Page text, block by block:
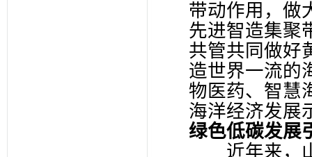
带动作用，做
先进智造集聚
共管共同做好
造世界一流的
物医药、智慧
海洋经济发展
绿色低碳发展
近年来，山